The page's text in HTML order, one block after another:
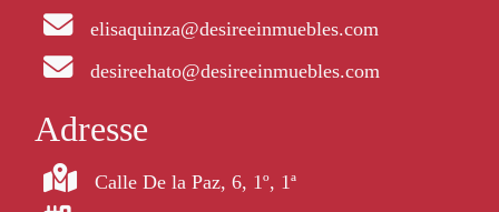
elisaquinza@desireeinmuebles.com
desireehato@desireeinmuebles.com
Adresse
Calle De la Paz, 6, 1º, 1ª